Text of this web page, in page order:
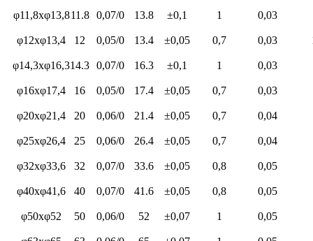
φ11,8xφ13,811.8 0,07/0 13.8 ±0,1 1 0,03
φ12xφ13,4 12 0,05/0 13.4 ±0,05 0,7 0,03
φ14,3xφ16,314.3 0,07/0 16.3 ±0,1 1 0,03
φ16xφ17,4 16 0,05/0 17.4 ±0,05 0,7 0,03
φ20xφ21,4 20 0,06/0 21.4 ±0,05 0,7 0,04
φ25xφ26,4 25 0,06/0 26.4 ±0,05 0,7 0,04
φ32xφ33,6 32 0,07/0 33.6 ±0,05 0,8 0,05
φ40xφ41,6 40 0,07/0 41.6 ±0,05 0,8 0,05
φ50xφ52 50 0,06/0 52 ±0,07 1 0,05